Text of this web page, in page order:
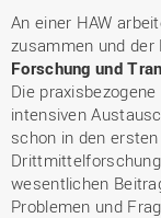
An einer HAW
zusammen und der
Forschung und
Die
intensiven
schon in den
wesentlichen
Problemen und